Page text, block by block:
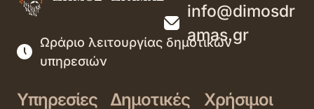
info@dimosdr
amas.gr
Ωράριο λειτουργίας δημοτικών
υπηρεσιών
Υπηρεσίες
Δημοτικές
Χρήσιμοι